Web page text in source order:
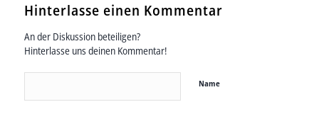
Hinterlasse einen Kommentar
An der Diskussion beteiligen?
Hinterlasse uns deinen Kommentar!
Name